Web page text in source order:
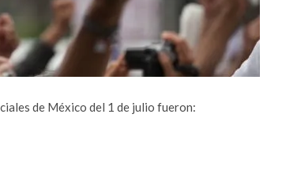
de México del 1 de julio fueron: